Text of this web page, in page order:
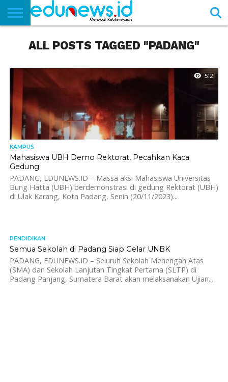
NEWS
EDUNEWS
LITERASI
PUSTAKA
SOSOK
TEKNO
KHASANAH
SASTRA
ALL POSTS TAGGED "PADANG"
512
KAMPUS
Mahasiswa UBH Demo Rektorat, Pecahkan Kaca
Gedung
PADANG, EDUNEWS.ID – Massa aksi Mahasiswa Universitas
Bung Hatta (UBH) berdemonstrasi di gedung Rektorat (UBH)
di Ulak Karang, Kota Padang, Senin (20/11/2023)...
PENDIDIKAN
Semua Sekolah di Padang Siap Gelar UNBK
PADANG, EDUNEWS.ID – Seluruh Sekolah Menengah Atas
(SMA) dan Sekolah Lanjutan Tingkat Pertama (SLTP) di
Padang Panjang, Sumatera Barat akan melaksanakan Ujian...